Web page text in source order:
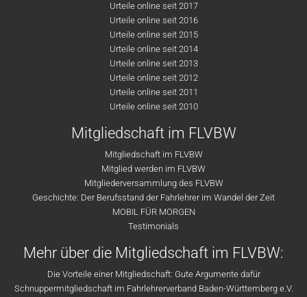
Urteile online seit 2017
Urteile online seit 2016
Urteile online seit 2015
Urteile online seit 2014
Urteile online seit 2013
Urteile online seit 2012
Urteile online seit 2011
Urteile online seit 2010
Mitgliedschaft im FLVBW
Mitgliedschaft im FLVBW
Mitglied werden im FLVBW
Mitgliederversammlung des FLVBW
Geschichte: Der Berufsstand der Fahrlehrer im Wandel der Zeit
MOBIL FÜR MORGEN
Testimonials
Mehr über die Mitgliedschaft im FLVBW:
Die Vorteile einer Mitgliedschaft: Gute Argumente dafür
Schnuppermitgliedschaft im Fahrlehrerverband Baden-Württemberg e.V.